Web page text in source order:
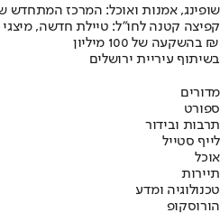
שופינג, אמנות ואוכל: המרכז המתחדש
קפיצה קטנה לחו"ל: טיילת חדשה,
בהשקעה של 100 מיליון ₪
בשיתוף עיריית ירושלים
מדורים
ספורט
תרבות ובידור
לייף סטייל
אוכל
תיירות
טכנולוגיה ומדע
הורוסקופ